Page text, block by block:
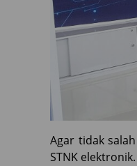
Agar tidak
STNK